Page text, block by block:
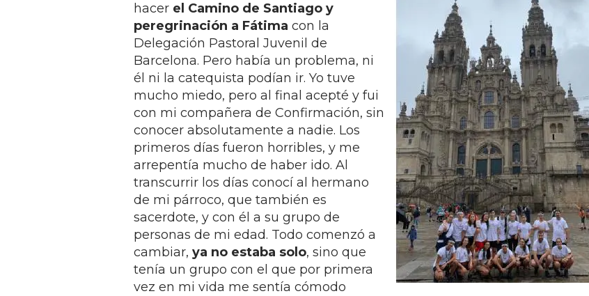
hacer el Camino de Santiago y
peregrinación a Fátima con la
Delegación Pastoral Juvenil de
Barcelona. Pero había un problema, ni
él ni la catequista podían ir. Yo tuve
mucho miedo, pero al final acepté y fui
con mi compañera de Confirmación, sin
conocer absolutamente a nadie. Los
primeros días fueron horribles, y me
arrepentía mucho de haber ido. Al
transcurrir los días conocí al hermano
de mi párroco, que también es
sacerdote, y con él a su grupo de
personas de mi edad. Todo comenzó a
cambiar, ya no estaba solo, sino que
tenía un grupo con el que por primera
vez en mi vida me sentía cómodo